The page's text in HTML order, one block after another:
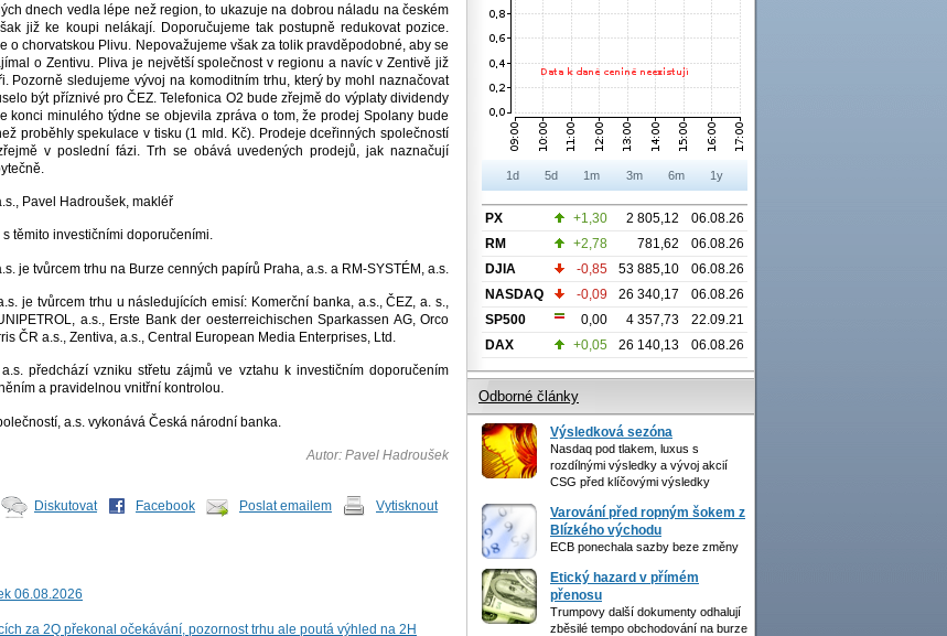
dnech vedla lépe než region, to ukazuje na dobrou náladu na českém
již ke koupi nelákají. Doporučujeme tak postupně redukovat pozice.
o chorvatskou Plivu. Nepovažujeme však za tolik pravděpodobné, aby se
o Zentivu. Pliva je největší společnost v regionu a navíc v Zentivě již
Pozorně sledujeme vývoj na komoditním trhu, který by mohl naznačovat
být příznivé pro ČEZ. Telefonica O2 bude zřejmě do výplaty dividendy
konci minulého týdne se objevila zpráva o tom, že prodej Spolany bude
proběhly spekulace v tisku (1 mld. Kč). Prodeje dceřinných společností
v poslední fázi. Trh se obává uvedených prodejů, jak naznačují
Pavel Hadroušek, makléř
těmito investičními doporučeními.
je tvůrcem trhu na Burze cenných papírů Praha, a.s. a RM-SYSTÉM, a.s.
je tvůrcem trhu u následujících emisí: Komerční banka, a.s., ČEZ, a. s.,
a.s., Erste Bank der oesterreichischen Sparkassen AG, Orco
ČR a.s., Zentiva, a.s., Central European Media Enterprises, Ltd.
předchází vzniku střetu zájmů ve vztahu k investičním doporučením
a pravidelnou vnitřní kontrolou.
a.s. vykonává Česká národní banka.
Autor: Pavel Hadroušek
Diskutovat Facebook Poslat emailem Vytisknout
06.08.2026
za 2Q překonal očekávání, pozornost trhu ale poutá výhled na 2H
1d 5d 1m 3m 6m 1y
PX +1,30 2 805,12
06.08.26
RM
+2,78 781,62
06.08.26
DJIA
-0,85 53 885,10
06.08.26
NASDAQ
-0,09 26 340,17
06.08.26
SP500
0,00 4 357,73
22.09.21
DAX
+0,05 26 140,13 06.08.26
Odborné články
Výsledková sezóna
Nasdaq pod tlakem, luxus s
rozdílnými výsledky a vývoj akcií
CSG před klíčovými výsledky
Varování před ropným šokem z
Blízkého východu
ECB ponechala sazby beze změny
Etický hazard v přímém
přenosu
Trumpovy další dokumenty odhalují
zběsilé tempo obchodování na burze